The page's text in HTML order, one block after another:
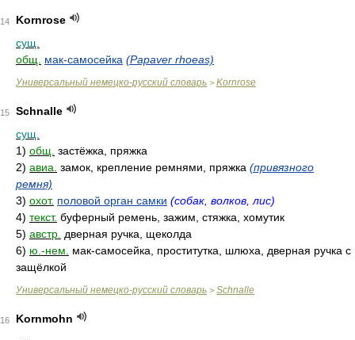
14
Kornrose
сущ.
общ.
мак-самосейка (Papaver rhoeas)
Универсальный немецко-русский словарь > Kornrose
15
Schnalle
сущ.
1) общ. застёжка, пряжка
2) авиа. замок, крепление ремнями, пряжка (привязного
ремня)
3) охот. половой орган самки (собак, волков, лис)
4) текст. буферный ремень, зажим, стяжка, хомутик
5) австр. дверная ручка, щеколда
6) ю.-нем.
мак-самосейка, проститутка, шлюха, дверная ручка с
защёлкой
Универсальный немецко-русский словарь > Schnalle
16
Kornmohn